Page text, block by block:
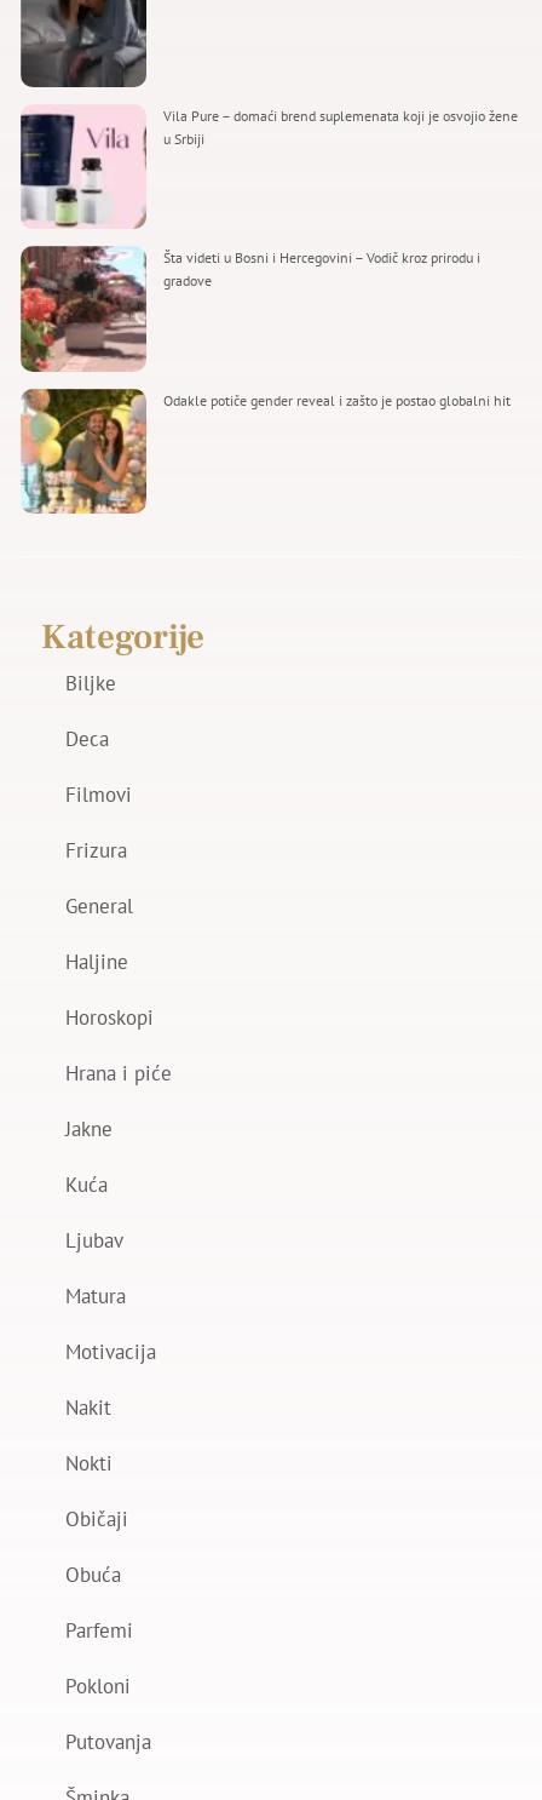
Vila Pure – domaći brend suplemenata koji je osvojio žene
u Srbiji
Šta videti u Bosni i Hercegovini – Vodič kroz prirodu i
gradove
Odakle potiče gender reveal i zašto je postao globalni hit
Kategorije
Biljke
Deca
Filmovi
Frizura
General
Haljine
Horoskopi
Hrana i piće
Jakne
Kuća
Ljubav
Matura
Motivacija
Nakit
Nokti
Običaji
Obuća
Parfemi
Pokloni
Putovanja